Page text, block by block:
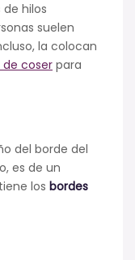
hilos
suelen
la colocan
coser para
del borde del
es de un
tiene los bordes